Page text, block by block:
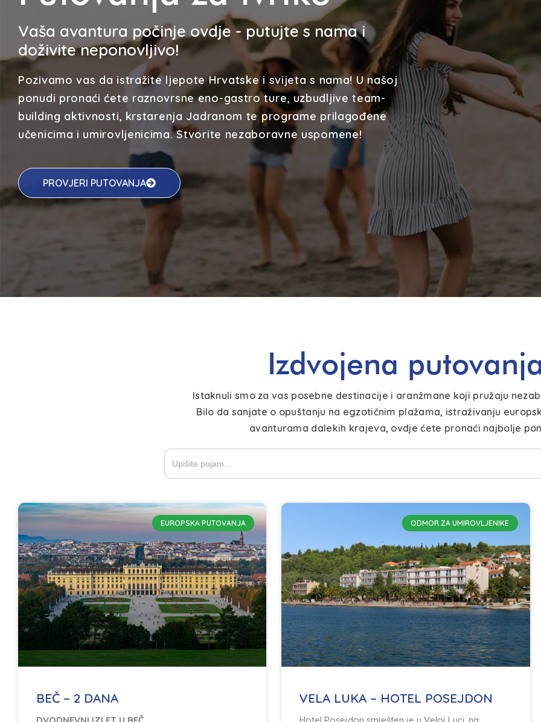
Vaša avantura počinje ovdje - putujte s nama i
doživite neponovljivo!
Pozivamo vas da istražite ljepote Hrvatske i svijeta s nama! U našoj
ponudi pronaći ćete raznovrsne eno-gastro ture, uzbudljive team-
building aktivnosti, krstarenja Jadranom te programe prilagođene
učenicima i umirovljenicima. Stvorite nezaboravne uspomene!
PROVJERI PUTOVANJA
Izdvojena
Istaknuli smo za vas posebne destinacije i aranžmane koji pružaju
Bilo da sanjate o opuštanju na egzotičnim plažama, istraživanju
avanturama dalekih krajeva, ovdje ćete pronaći najbolje
Search
for:
EUROPSKA PUTOVANJA
BEČ – 2 DANA
ODMOR ZA UMIROVLJENIKE
VELA LUKA – HOTEL POSEJDON